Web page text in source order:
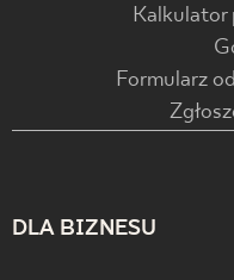
Kalkulator
Formularz
DLA BIZNESU